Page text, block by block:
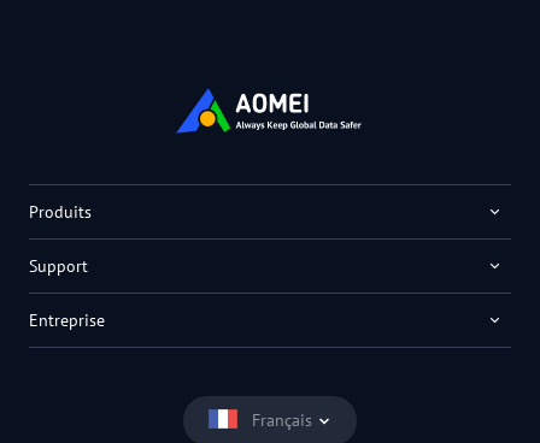
Français
Produits
Support
Entreprise